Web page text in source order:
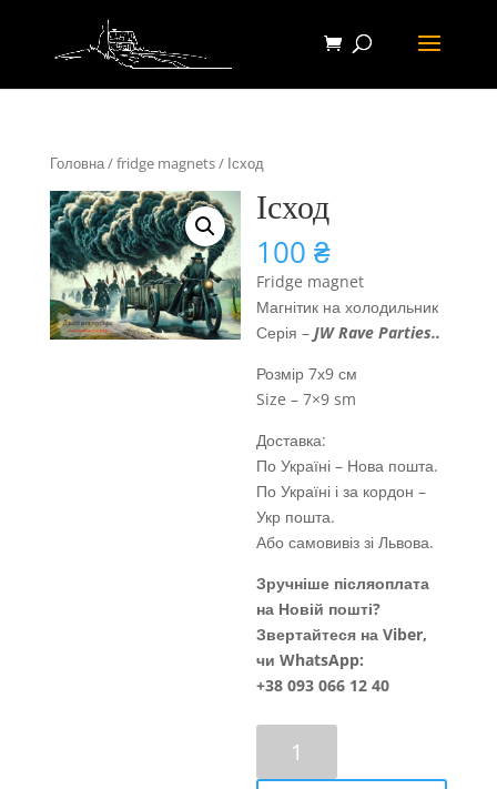
Головна/fridge magnets/ Ісход
Ісход
100₴
Fridge magnet
Магнітик на холодильник
Серія –JW Rave Parties..
Розмір 7х9 см
Size – 7×9 sm
Доставка:
По Україні – Нова пошта.
По Україні і за кордон –
Укр пошта.
Або самовивіз зі Львова.
Зручніше післяоплата
на Новій пошті?
Звертайтеся на Viber,
чи WhatsApp:
+38 093 066 12 40
кількість